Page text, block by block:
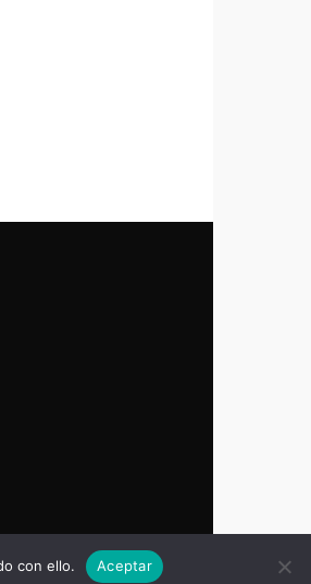
con ello. Aceptar